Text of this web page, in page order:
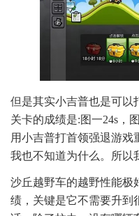
但是其实小吉普也是可以
关卡的成绩是:图一24s，
用小吉普打首领强退游戏
我也不知道为什么。所以
沙丘越野车的越野性能极
绩，关键是它不需要升到